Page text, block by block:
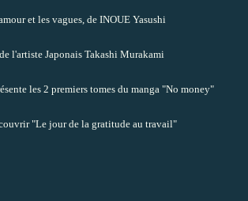
et les vagues, de INOUE Yasushi
l'artiste Japonais Takashi Murakami
les 2 premiers tomes du manga "No money"
"Le jour de la gratitude au travail"